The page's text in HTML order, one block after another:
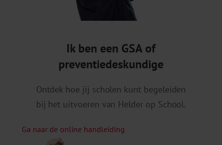
Ik ben een GSA of
preventiedeskundige
Ontdek hoe jij scholen kunt begeleiden
bij het uitvoeren van Helder op School.
Ga naar de online handleiding